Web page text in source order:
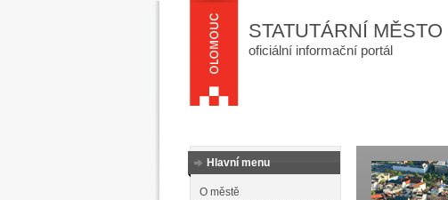
STATUTÁRNÍ MĚSTO
oficiální informační portál
Hlavní menu
O městě